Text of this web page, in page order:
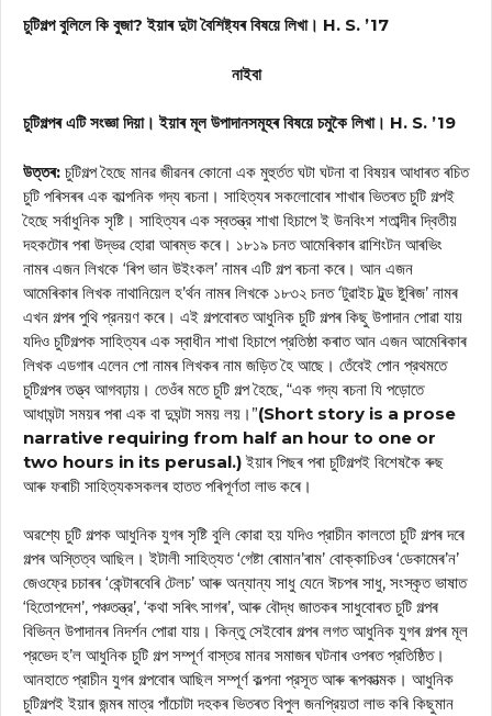
চুটিগল্প বুলিলে কি বুজা? ইয়াৰ দুটা বৈশিষ্ট্যৰ বিষয়ে লিখা। H. S. ’17
নাইবা
চুটিগল্পৰ এটি সংজ্ঞা দিয়া। ইয়াৰ মূল উপাদানসমূহৰ বিষয়ে চমুকৈ লিখা। H. S. ’19
উত্তৰ: চুটিগল্প হৈছে মানৱ জীৱনৰ কোনো এক মুহুর্তত ঘটা ঘটনা বা বিষয়ৰ আধাৰত ৰচিত
চুটি পৰিসৰৰ এক কাল্পনিক গদ্য ৰচনা। সাহিত্যৰ সকলোবোৰ শাখাৰ ভিতৰত চুটি গল্পই
হৈছে সর্বাধুনিক সৃষ্টি। সাহিত্যৰ এক স্বতন্ত্র শাখা হিচাপে ই উনবিংশ শতাব্দীৰ দ্বিতীয়
দহকটোৰ পৰা উদ্ভৱ হোৱা আৰম্ভ কৰে। ১৮১৯ চনত আমেৰিকাৰ ৱাশিংটন আৰভিং
নামৰ এজন লিখকে ‘ৰিপ ভান উইংকল’ নামৰ এটি গল্প ৰচনা কৰে। আন এজন
আমেৰিকাৰ লিখক নাথানিয়েল হ’ৰ্থন নামৰ লিখকে ১৮৩২ চনত ‘টুৱাইচ টুল্ড ষ্টুৰিজ’ নামৰ
এখন গল্পৰ পুথি প্রনয়ণ কৰে। এই গল্পবোৰত আধুনিক চুটি গল্পৰ কিছু উপাদান পোৱা যায়
যদিও চুটিগল্পক সাহিত্যৰ এক স্বাধীন শাখা হিচাপে প্রতিষ্ঠা কৰাত আন এজন আমেৰিকাৰ
লিখক এডগাৰ এলেন পো নামৰ লিখকৰ নাম জড়িত হৈ আছে। তেঁবেই পোন প্রথমতে
চুটিগল্পৰ তত্ত্ব আগবঢ়ায়। তেওঁৰ মতে চুটি গল্প হৈছে, “এক গদ্য ৰচনা যি পড়োতে
আধাঘন্টা সময়ৰ পৰা এক বা দুঘন্টা সময় লয়।”(Short story is a prose
narrative requiring from half an hour to one or
two hours in its perusal.)ইয়াৰ পিছৰ পৰা চুটিগল্পই বিশেষকৈ ৰুছ
আৰু ফৰাচী সাহিত্যকসকলৰ হাতত পৰিপূৰ্ণতা লাভ কৰে।
অৱশ্যে চুটি গল্পক আধুনিক যুগৰ সৃষ্টি বুলি কোৱা হয় যদিও প্রাচীন কালতো চুটি গল্পৰ দৰে
গল্পৰ অস্তিত্ব আছিল। ইটালী সাহিত্যত ‘গেষ্টা ৰোমান’ৰাম’ বোক্কাচিওৰ ‘ডেকামেৰ’ন’
জেওফ্রে চচাৰৰ ‘কেন্টাৰবেৰি টেলচ’ আৰু অন্যান্য সাধু যেনে ঈচপৰ সাধু, সংস্কৃত ভাষাত
‘হিতোপদেশ’, পঞ্চতন্ত্র’, ‘কথা সৰিৎ সাগৰ’, আৰু বৌদ্ধ জাতকৰ সাধুবোৰত চুটি গল্পৰ
বিভিন্ন উপাদানৰ নিদর্শন পোৱা যায়। কিন্তু সেইবোৰ গল্পৰ লগত আধুনিক যুগৰ গল্পৰ মূল
প্রভেদ হ’ল আধুনিক চুটি গল্প সম্পূর্ণ বাস্তৱ মানৱ সমাজৰ ঘটনাৰ ওপৰত প্রতিষ্ঠিত।
আনহাতে প্রাচীন যুগৰ গল্পবোৰ আছিল সম্পূর্ণ কল্পনা প্রসূত আৰু ৰূপকাত্মক। আধুনিক
চুটিগল্পই ইয়াৰ জন্মৰ মাত্র পাঁচোটা দহকৰ ভিতৰত বিপুল জনপ্রিয়তা লাভ কৰি কিছুমান